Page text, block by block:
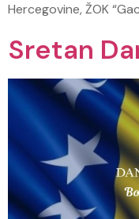
Hercegovine, ŽOK
Sretan